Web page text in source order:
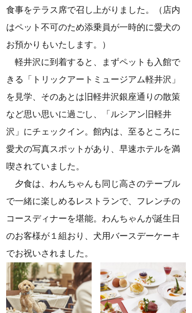
食事をテラス席で召し上がりました。（店内
はペット不可のため添乗員が一時的に愛犬の
お預かりもいたします。）
軽井沢に到着すると、まずペットも入館で
きる「トリックアートミュージアム軽井沢」
を見学、そのあとは旧軽井沢銀座通りの散策
など思い思いに過ごし、「ルシアン旧軽井
沢」にチェックイン。館内は、至るところに
愛犬の写真スポットがあり、早速ホテルを満
喫されていました。
夕食は、わんちゃんも同じ高さのテーブル
で一緒に楽しめるレストランで、フレンチの
コースディナーを堪能。わんちゃんが誕生日
のお客様が１組おり、犬用バースデーケーキ
でお祝いされました。